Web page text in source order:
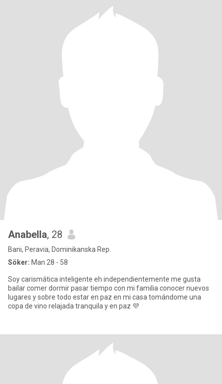
Anabella, 28
Bani, Peravia, Dominikanska Rep.
Söker: Man 28 - 58
Soy carismática inteligente eh independientemente me gusta
bailar comer dormir pasar tiempo con mi familia conocer nuevos
lugares y sobre todo estar en paz en mi casa tomándome una
copa de vino relajada tranquila y en paz 💜